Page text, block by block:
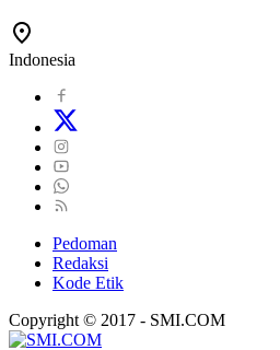
Indonesia
Pedoman
Redaksi
Kode Etik
Copyright © 2017 - SMI.COM